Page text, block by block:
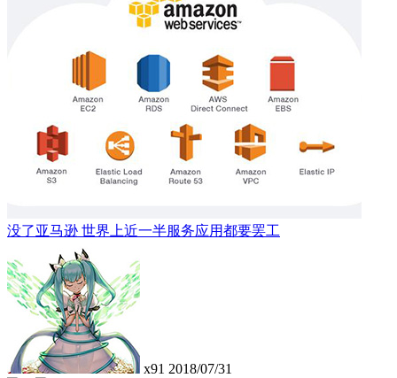
没了亚马逊 世界上近一半服务应用都要罢工
x91 2018/07/31